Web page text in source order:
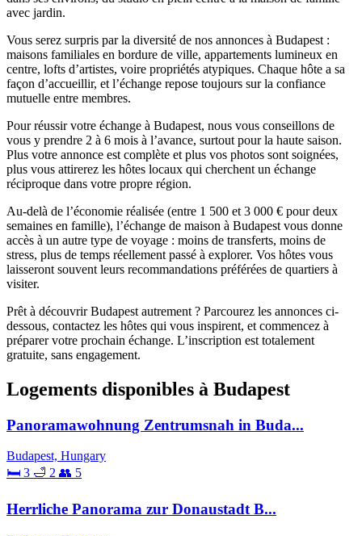
avec jardin.
Vous serez surpris par la diversité de nos annonces à Budapest :
maisons familiales en bordure de ville, appartements lumineux en
centre, lofts d’artistes, voire propriétés atypiques. Chaque hôte a sa
façon d’accueillir, et l’échange repose toujours sur la confiance
mutuelle entre membres.
Pour réussir votre échange à Budapest, nous vous conseillons de
vous y prendre 2 à 6 mois à l’avance, surtout pour la haute saison.
Plus votre annonce est complète et plus vos photos sont soignées,
plus vous attirerez les hôtes locaux qui cherchent un échange
réciproque dans votre propre région.
Au-delà de l’économie réalisée (entre 1 500 et 3 000 € pour deux
semaines en famille), l’échange de maison à Budapest vous donne
accès à un autre type de voyage : moins de transferts, moins de
stress, plus de temps réellement passé à explorer. Vos hôtes vous
laisseront souvent leurs recommandations préférées de quartiers à
visiter.
Prêt à découvrir Budapest autrement ? Parcourez les annonces ci-
dessous, contactez les hôtes qui vous inspirent, et commencez à
préparer votre prochain échange. L’inscription est totalement
gratuite, sans engagement.
Logements disponibles à Budapest
Panoramawohnung Zentrumsnah in Buda...
Budapest, Hungary
🛏 3 🛁 2 👥 5
Herrliche Panorama zur Donaustadt B...